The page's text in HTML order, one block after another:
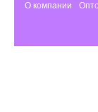
О компании